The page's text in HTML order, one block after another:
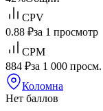
CPV
0.88 ₽за 1 просмотр
CPM
884 ₽за 1 000 просм.
Коломна
Нет баллов